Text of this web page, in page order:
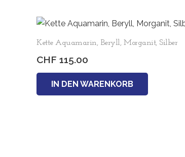
Kette Aquamarin, Beryll, Morganit, Silber
CHF 115.00
IN DEN WARENKORB